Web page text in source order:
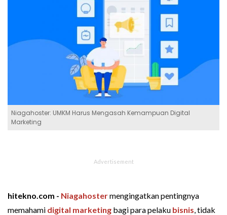
Niagahoster: UMKM Harus Mengasah Kemampuan Digital
Marketing
hitekno.com - Niagahostermengingatkan pentingnya
memahami digital marketing bagi para pelaku bisnis, tidak